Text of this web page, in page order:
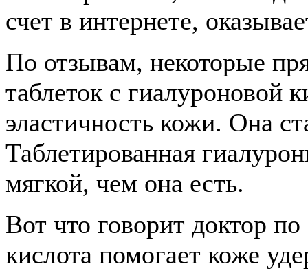
счет в интернете,
По отзывам, некоторые
таблеток с гиалуроновой
эластичность кожи. Она
Таблетированная
мягкой, чем она есть.
Вот что говорит доктор
кислота помогает коже